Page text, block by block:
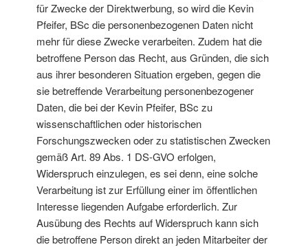
für Zwecke der Direktwerbung, so wird die Kevin
Pfeifer, BSc die personenbezogenen Daten nicht
mehr für diese Zwecke verarbeiten. Zudem hat die
betroffene Person das Recht, aus Gründen, die sich
aus ihrer besonderen Situation ergeben, gegen die
sie betreffende Verarbeitung personenbezogener
Daten, die bei der Kevin Pfeifer, BSc zu
wissenschaftlichen oder historischen
Forschungszwecken oder zu statistischen Zwecken
gemäß Art. 89 Abs. 1 DS-GVO erfolgen,
Widerspruch einzulegen, es sei denn, eine solche
Verarbeitung ist zur Erfüllung einer im öffentlichen
Interesse liegenden Aufgabe erforderlich. Zur
Ausübung des Rechts auf Widerspruch kann sich
die betroffene Person direkt an jeden Mitarbeiter der